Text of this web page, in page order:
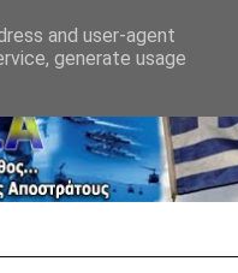
and user-agent
generate usage